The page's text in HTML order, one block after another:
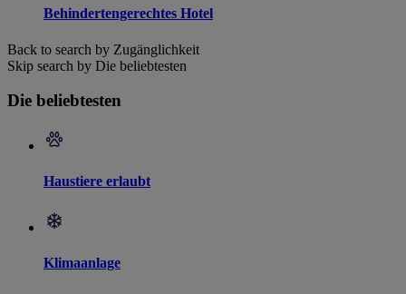
Behindertengerechtes Hotel
Back to search by Zugänglichkeit
Skip search by Die beliebtesten
Die beliebtesten
Haustiere erlaubt
Klimaanlage